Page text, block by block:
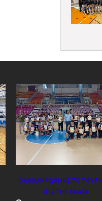
ΠΡΟΓΡΑΜΜΑΤΑ ΑΓΩΝΩΝ
31/5/2026